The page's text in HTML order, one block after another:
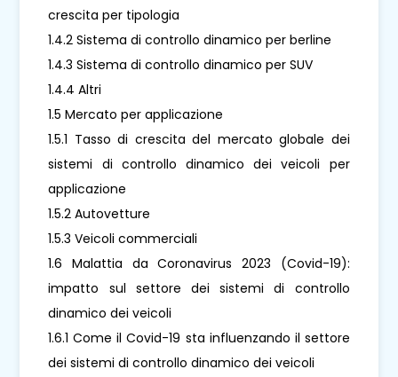
crescita per tipologia
1.4.2 Sistema di controllo dinamico per berline
1.4.3 Sistema di controllo dinamico per SUV
1.4.4 Altri
1.5 Mercato per applicazione
1.5.1 Tasso di crescita del mercato globale dei
sistemi di controllo dinamico dei veicoli per
applicazione
1.5.2 Autovetture
1.5.3 Veicoli commerciali
1.6 Malattia da Coronavirus 2023 (Covid-19):
impatto sul settore dei sistemi di controllo
dinamico dei veicoli
1.6.1 Come il Covid-19 sta influenzando il settore
dei sistemi di controllo dinamico dei veicoli